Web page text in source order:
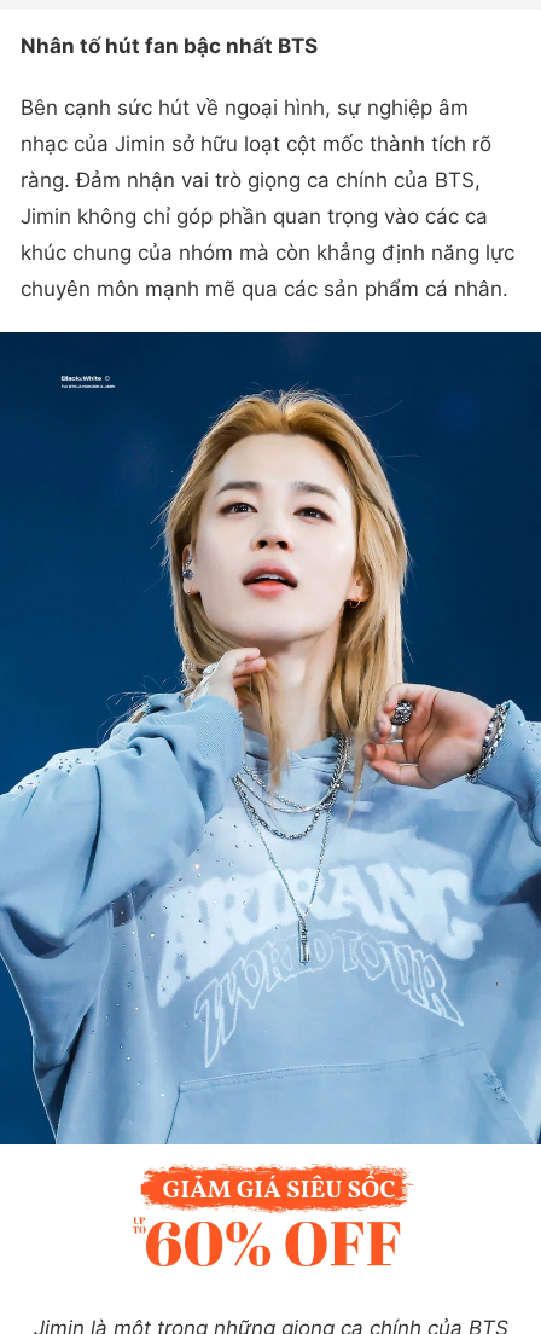
Nhân tố hút fan bậc nhất BTS
Bên cạnh sức hút về ngoại hình, sự nghiệp âm
nhạc của Jimin sở hữu loạt cột mốc thành tích rõ
ràng. Đảm nhận vai trò giọng ca chính của BTS,
Jimin không chỉ góp phần quan trọng vào các ca
khúc chung của nhóm mà còn khẳng định năng lực
chuyên môn mạnh mẽ qua các sản phẩm cá nhân.
Jimin là một trong những giọng ca chính của BTS